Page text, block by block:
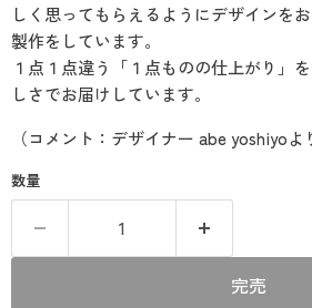
しく思ってもらえるようにデザインを
製作をしています。
１点１点違う「１点ものの仕上がり」
しさでお届けしています。
（コメント：デザイナー abe yoshiyoよ
数量
完売